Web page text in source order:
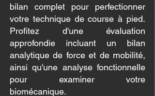
bilan complet pour perfectionner
votre technique de course à pied.
Profitez d'une évaluation
approfondie incluant un bilan
analytique de force et de mobilité,
ainsi qu'une analyse fonctionnelle
pour examiner votre
biomécanique.